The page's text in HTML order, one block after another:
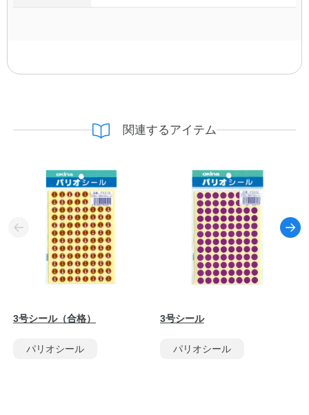
関連するアイテム
3号シール（合格）
パリオシール
3号シール
パリオシール